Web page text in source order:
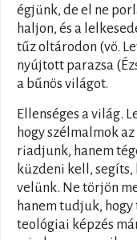
égjünk, de el ne
haljon, és a
tűz oltárodon (vö.
nyújtott parazsa
a bűnös világot.
Ellenséges a világ.
hogy szélmalmok
riadjunk, hanem
küzdeni kell,
velünk. Ne törjön
hanem tudjuk,
teológiai képzés